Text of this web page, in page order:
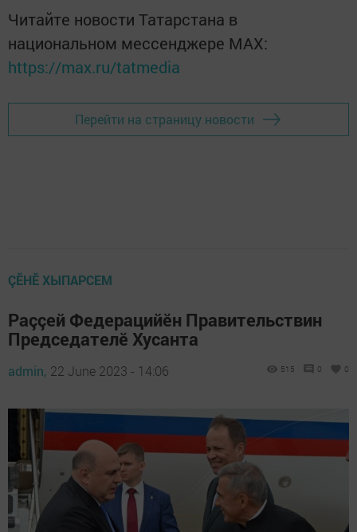
Читайте новости Татарстана в
национальном мессенджере MАХ:
https://max.ru/tatmedia
Перейти на страницу новости
ÇӖНӖ ХЫПАРСЕМ
Раççей Федерацийӗн Правительствин
Председателӗ Хусанта
admin, 22 June 2023 - 14:06 515 0 0